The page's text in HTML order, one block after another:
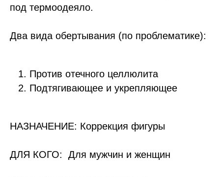
под термоодеяло.
Два вида обертывания (по проблематике):
Против отечного целлюлита
Подтягивающее и укрепляющее
НАЗНАЧЕНИЕ: Коррекция фигуры
ДЛЯ КОГО: Для мужчин и женщин